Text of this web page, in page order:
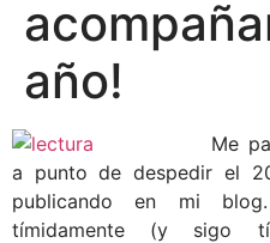
año!
Me
a punto de despedir el
publicando en mi
tímidamente (y sigo